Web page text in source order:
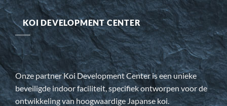
KOI DEVELOPMENT CENTER
Onze partner Koi Development Center is een unieke
beveiligde indoor faciliteit, specifiek ontworpen voor de
ontwikkeling van hoogwaardige Japanse koi.